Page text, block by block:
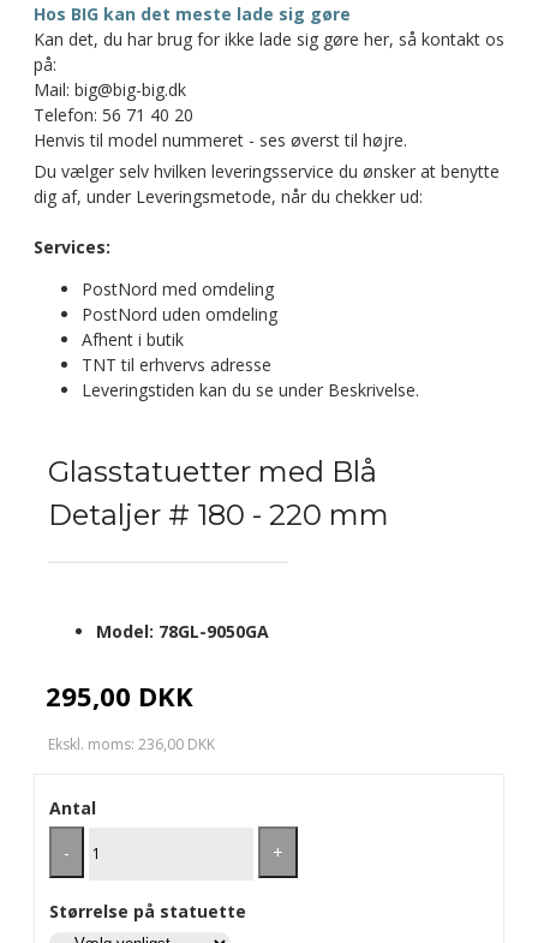
Hos BIG kan det meste lade sig gøre
Kan det, du har brug for ikke lade sig gøre her, så kontakt os
på:
Mail: big@big-big.dk
Telefon: 56 71 40 20
Henvis til model nummeret - ses øverst til højre.
Du vælger selv hvilken leveringsservice du ønsker at benytte
dig af, under Leveringsmetode, når du chekker ud:
Services:
PostNord med omdeling
PostNord uden omdeling
Afhent i butik
TNT til erhvervs adresse
Leveringstiden kan du se under Beskrivelse.
Glasstatuetter med Blå
Detaljer # 180 - 220 mm
295,00 DKK
Ekskl. moms: 236,00 DKK
Model: 78GL-9050GA
Antal
-
+
Størrelse på statuette